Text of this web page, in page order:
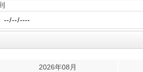
2026年08月